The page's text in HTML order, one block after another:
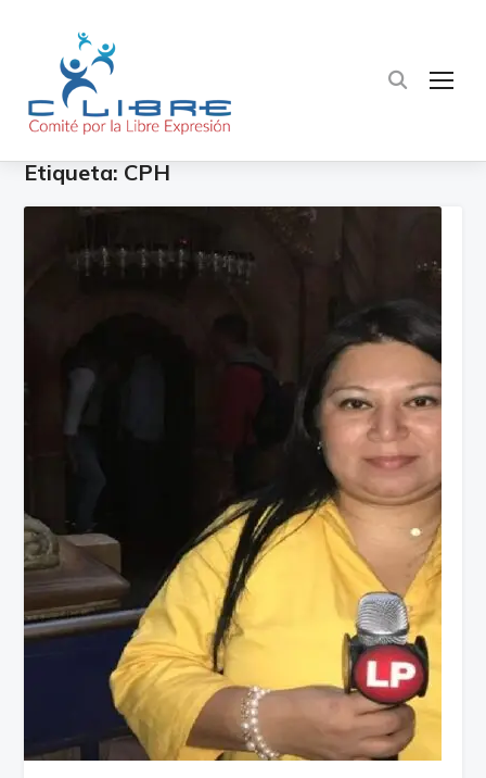
Etiqueta: CPH